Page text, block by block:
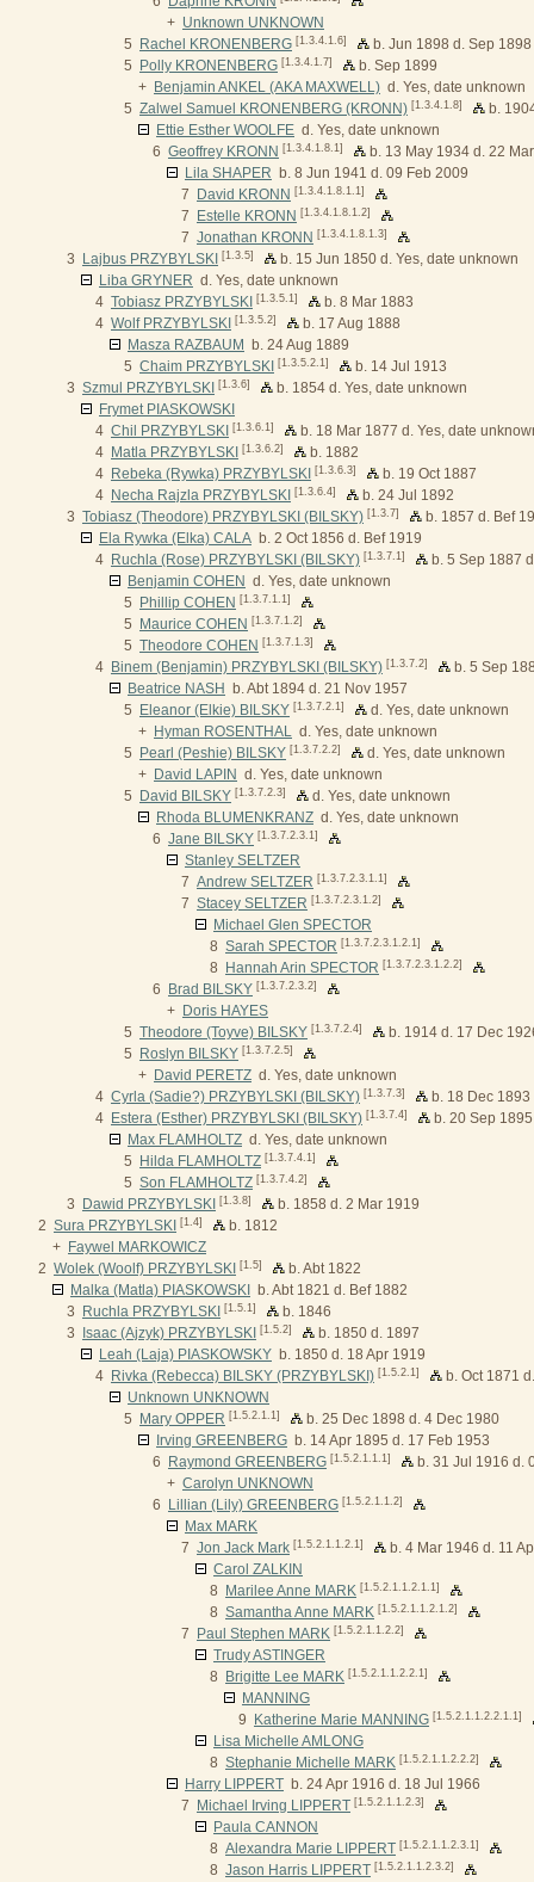
+ Unknown UNKNOWN
5
Rachel KRONENBERG [1.3.4.1.6]
b. Jun 1898 d. Sep 1898
5
Polly KRONENBERG [1.3.4.1.7]
b. Sep 1899
+ Benjamin ANKEL (AKA MAXWELL) d. Yes, date unknown
5 Zalwel Samuel KRONENBERG (KRONN) [1.3.4.1.8]
b.
Ettie Esther WOOLFE d. Yes, date unknown
6 Geoffrey KRONN [1.3.4.1.8.1]
b. 13 May 1934 d. 22
Lila SHAPER b. 8 Jun 1941 d. 09 Feb 2009
7
David KRONN [1.3.4.1.8.1.1]
7 Estelle KRONN [1.3.4.1.8.1.2]
7 Jonathan KRONN [1.3.4.1.8.1.3]
3 Lajbus PRZYBYLSKI [1.3.5]
b. 15 Jun 1850 d. Yes, date unknown
Liba GRYNER d. Yes, date unknown
4 Tobiasz PRZYBYLSKI [1.3.5.1]
b. 8 Mar 1883
4 Wolf PRZYBYLSKI [1.3.5.2]
b. 17 Aug 1888
Masza RAZBAUM
b. 24 Aug 1889
5 Chaim PRZYBYLSKI [1.3.5.2.1]
b. 14 Jul 1913
3 Szmul PRZYBYLSKI [1.3.6]
b. 1854 d. Yes, date unknown
Frymet PIASKOWSKI
4 Chil PRZYBYLSKI [1.3.6.1]
b. 18 Mar 1877 d. Yes, date
4 Matla PRZYBYLSKI [1.3.6.2]
b. 1882
4 Rebeka (Rywka) PRZYBYLSKI [1.3.6.3]
b. 19 Oct 1887
4 Necha Rajzla PRZYBYLSKI [1.3.6.4]
b. 24 Jul 1892
3 Tobiasz (Theodore) PRZYBYLSKI (BILSKY) [1.3.7]
b. 1857 d. Bef
Ela Rywka (Elka) CALA b. 2 Oct 1856 d. Bef 1919
4 Ruchla (Rose) PRZYBYLSKI (BILSKY) [1.3.7.1]
b. 5 Sep 1887
Benjamin COHEN d. Yes, date unknown
5
Phillip COHEN [1.3.7.1.1]
5 Maurice COHEN [1.3.7.1.2]
5 Theodore COHEN [1.3.7.1.3]
4 Binem (Benjamin) PRZYBYLSKI (BILSKY) [1.3.7.2]
b. 5 Sep
Beatrice NASH
b. Abt 1894 d. 21 Nov 1957
5
Eleanor (Elkie) BILSKY [1.3.7.2.1]
d. Yes, date unknown
+ Hyman ROSENTHAL d. Yes, date unknown
5
Pearl (Peshie) BILSKY [1.3.7.2.2]
d. Yes, date unknown
+ David LAPIN d. Yes, date unknown
5
David BILSKY [1.3.7.2.3]
d. Yes, date unknown
Rhoda BLUMENKRANZ d. Yes, date unknown
6 Jane BILSKY [1.3.7.2.3.1]
Stanley SELTZER
7 Andrew SELTZER [1.3.7.2.3.1.1]
7 Stacey SELTZER [1.3.7.2.3.1.2]
Michael Glen SPECTOR
8 Sarah SPECTOR [1.3.7.2.3.1.2.1]
8 Hannah Arin SPECTOR [1.3.7.2.3.1.2.2]
6 Brad BILSKY [1.3.7.2.3.2]
+ Doris HAYES
5 Theodore (Toyve) BILSKY [1.3.7.2.4]
b. 1914 d. 17 Dec
5
Roslyn BILSKY [1.3.7.2.5]
+ David PERETZ d. Yes, date unknown
4 Cyrla (Sadie?) PRZYBYLSKI (BILSKY) [1.3.7.3]
b. 18 Dec
4 Estera (Esther) PRZYBYLSKI (BILSKY) [1.3.7.4]
b. 20 Sep
Max FLAMHOLTZ d. Yes, date unknown
5
Hilda FLAMHOLTZ [1.3.7.4.1]
5 Son FLAMHOLTZ [1.3.7.4.2]
3 Dawid PRZYBYLSKI [1.3.8]
b. 1858 d. 2 Mar 1919
2 Sura PRZYBYLSKI [1.4]
b. 1812
+ Faywel MARKOWICZ
2 Wolek (Woolf) PRZYBYLSKI [1.5]
b. Abt 1822
Malka (Matla) PIASKOWSKI
b. Abt 1821 d. Bef 1882
3
Ruchla PRZYBYLSKI [1.5.1]
b. 1846
3
Isaac (Ajzyk) PRZYBYLSKI [1.5.2]
b. 1850 d. 1897
Leah (Laja) PIASKOWSKY b. 1850 d. 18 Apr 1919
4 Rivka (Rebecca) BILSKY (PRZYBYLSKI) [1.5.2.1]
b. Oct 1871
Unknown UNKNOWN
5
Mary OPPER [1.5.2.1.1]
b. 25 Dec 1898 d. 4 Dec 1980
Irving GREENBERG b. 14 Apr 1895 d. 17 Feb 1953
6
Raymond GREENBERG [1.5.2.1.1.1]
b. 31 Jul 1916 d.
+ Carolyn UNKNOWN
6
Lillian (Lily) GREENBERG [1.5.2.1.1.2]
Max MARK
7 Jon Jack Mark [1.5.2.1.1.2.1]
b. 4 Mar 1946 d. 11
Carol ZALKIN
8
Marilee Anne MARK [1.5.2.1.1.2.1.1]
8 Samantha Anne MARK [1.5.2.1.1.2.1.2]
7 Paul Stephen MARK [1.5.2.1.1.2.2]
Trudy ASTINGER
8
Brigitte Lee MARK [1.5.2.1.1.2.2.1]
MANNING
9
Katherine Marie MANNING [1.5.2.1.1.2.2.1.1]
Lisa Michelle AMLONG
8 Stephanie Michelle MARK [1.5.2.1.1.2.2.2]
Harry LIPPERT b. 24 Apr 1916 d. 18 Jul 1966
7
Michael Irving LIPPERT [1.5.2.1.1.2.3]
Paula CANNON
8 Alexandra Marie LIPPERT [1.5.2.1.1.2.3.1]
8 Jason Harris LIPPERT [1.5.2.1.1.2.3.2]